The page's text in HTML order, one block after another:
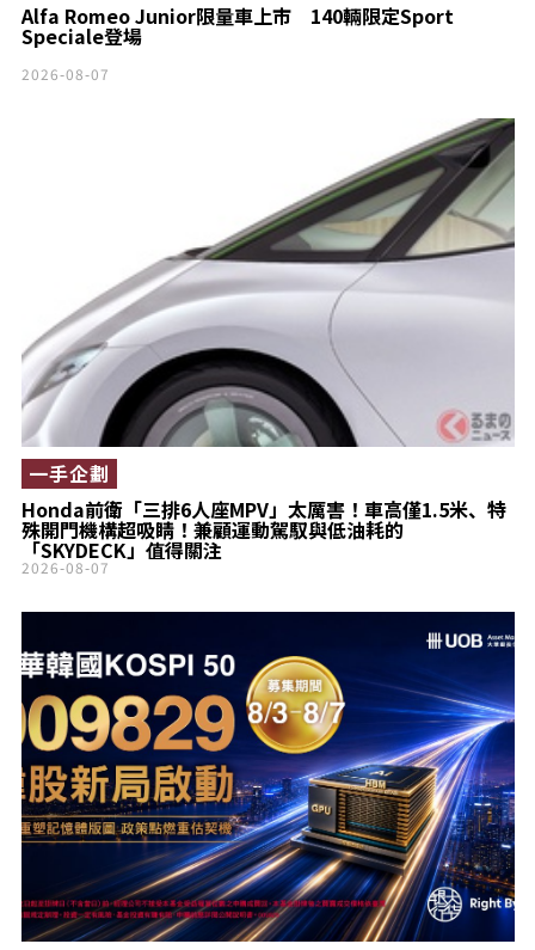
Alfa Romeo Junior限量車上市 140輛限定Sport
Speciale登場
2026-08-07
Honda前衛「三排6人座MPV」太厲害！車高僅1.5米、特
殊開門機構超吸睛！兼顧運動駕馭與低油耗的
「SKYDECK」值得關注
一手企劃
2026-08-07